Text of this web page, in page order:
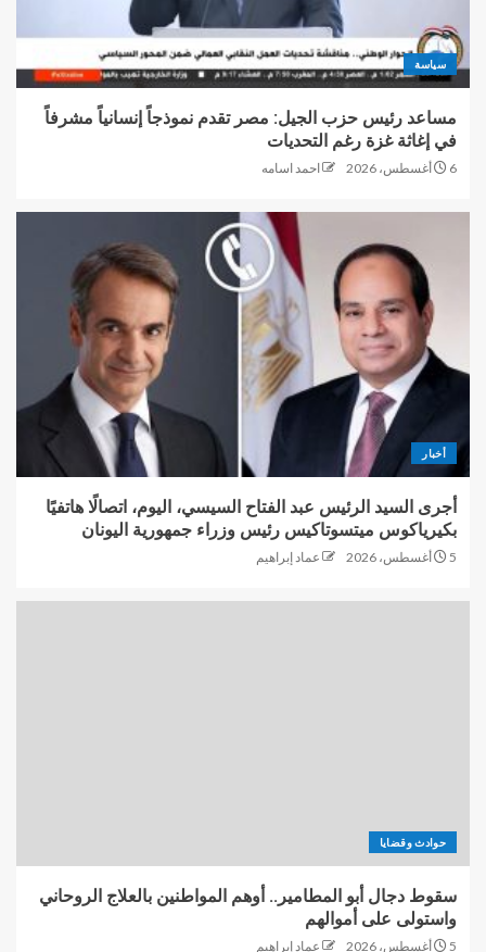
سياسة
مساعد رئيس حزب الجيل: مصر تقدم نموذجاً إنسانياً مشرفاً
في إغاثة غزة رغم التحديات
6 أغسطس، 2026 احمد اسامه
أخبار
أجرى السيد الرئيس عبد الفتاح السيسي، اليوم، اتصالًا هاتفيًا
بكيرياكوس ميتسوتاكيس رئيس وزراء جمهورية اليونان
5 أغسطس، 2026 عماد إبراهيم
حوادث وقضايا
سقوط دجال أبو المطامير.. أوهم المواطنين بالعلاج الروحاني
واستولى على أموالهم
5 أغسطس، 2026 عماد إبراهيم